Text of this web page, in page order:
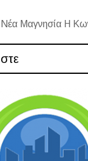
Μαγνησία Η